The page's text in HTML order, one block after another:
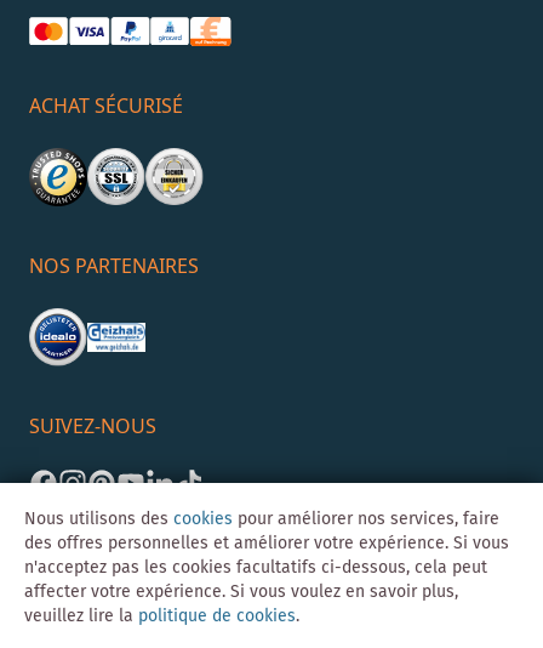
ACHAT SÉCURISÉ
NOS PARTENAIRES
SUIVEZ-NOUS
Nous utilisons des cookies pour améliorer nos services, faire
des offres personnelles et améliorer votre expérience. Si vous
n'acceptez pas les cookies facultatifs ci-dessous, cela peut
affecter votre expérience. Si vous voulez en savoir plus,
veuillez lire la politique de cookies.